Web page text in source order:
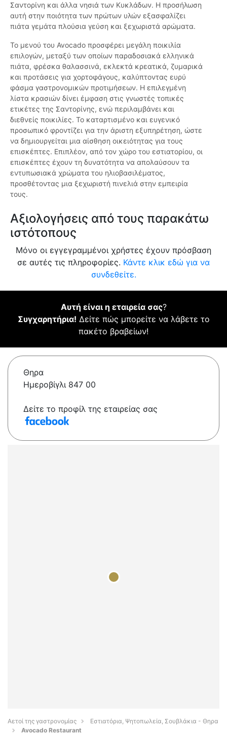
Σαντορίνη και άλλα νησιά των Κυκλάδων. Η προσήλωση
αυτή στην ποιότητα των πρώτων υλών εξασφαλίζει
πιάτα γεμάτα πλούσια γεύση και ξεχωριστά αρώματα.
Το μενού του Avocado προσφέρει μεγάλη ποικιλία
επιλογών, μεταξύ των οποίων παραδοσιακά ελληνικά
πιάτα, φρέσκα θαλασσινά, εκλεκτά κρεατικά, ζυμαρικά
και προτάσεις για χορτοφάγους, καλύπτοντας ευρύ
φάσμα γαστρονομικών προτιμήσεων. Η επιλεγμένη
λίστα κρασιών δίνει έμφαση στις γνωστές τοπικές
ετικέτες της Σαντορίνης, ενώ περιλαμβάνει και
διεθνείς ποικιλίες. Το καταρτισμένο και ευγενικό
προσωπικό φροντίζει για την άριστη εξυπηρέτηση, ώστε
να δημιουργείται μια αίσθηση οικειότητας για τους
επισκέπτες. Επιπλέον, από τον χώρο του εστιατορίου, οι
επισκέπτες έχουν τη δυνατότητα να απολαύσουν τα
εντυπωσιακά χρώματα του ηλιοβασιλέματος,
προσθέτοντας μια ξεχωριστή πινελιά στην εμπειρία
τους.
Αξιολογήσεις από τους παρακάτω
ιστότοπους
Μόνο οι εγγεγραμμένοι χρήστες έχουν πρόσβαση
σε αυτές τις πληροφορίες. Κάντε κλικ εδώ για να
συνδεθείτε.
Αυτή είναι η εταιρεία σας?
Συγχαρητήρια! Δείτε πώς μπορείτε να λάβετε το
πακέτο βραβείων!
Θηρα
Ημεροβίγλι 847 00
Δείτε το προφίλ της εταιρείας σας
Αετοί της γαστρονομίας
Εστιατόρια, Ψητοπωλεία, Σουβλάκια - Θηρα
Avocado Restaurant